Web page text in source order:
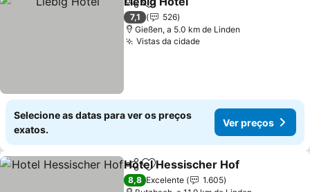
PartilharAdicionar aos favoritos
7,1
526
Gießen, a 5.0 km de Linden
Vistas da cidadeVer preços
Selecione as datas para ver os preços
exatos.
Ver preços
PartilharAdicionar aos favoritos
Hotel Hessischer Hof
8,8 Excelente
1.605